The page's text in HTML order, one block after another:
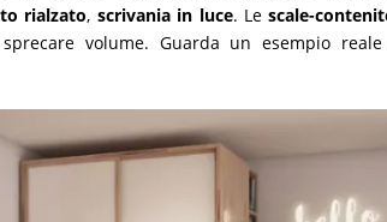
rialzato, scrivania in luce. Lescale-
volume. Guarda un esempio